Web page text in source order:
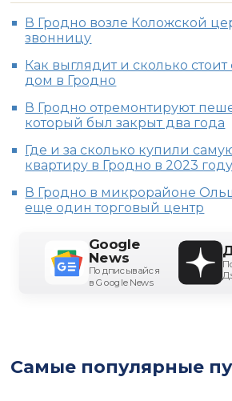
В Гродно возле Коложской
звонницу
Как выглядит и сколько
дом в Гродно
В Гродно отремонтируют
который был закрыт два года
Где и за сколько купили
квартиру в Гродно в 2023 году
В Гродно в микрорайоне
еще один торговый центр
Google
News
Подписывайся
в Google News
Самые популярные